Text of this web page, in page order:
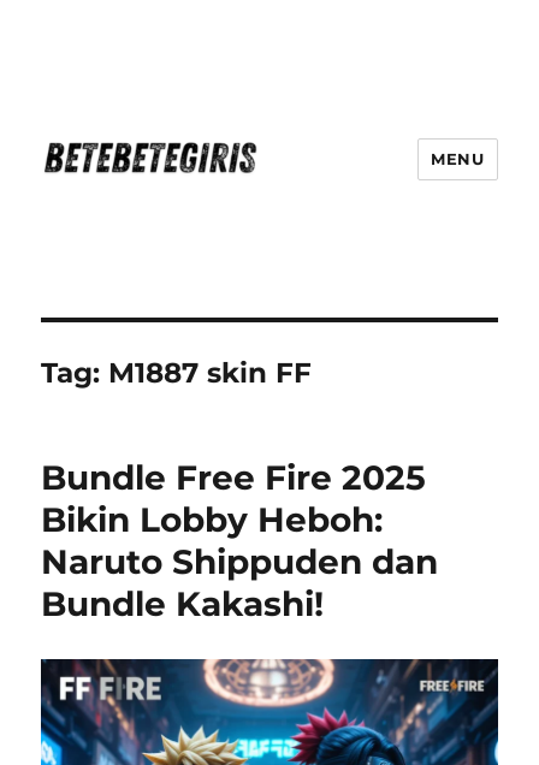
MENU
Tag: M1887 skin FF
Bundle Free Fire 2025
Bikin Lobby Heboh:
Naruto Shippuden dan
Bundle Kakashi!